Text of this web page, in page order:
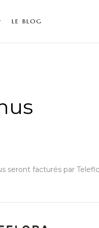
LE BLOG
seront facturés par